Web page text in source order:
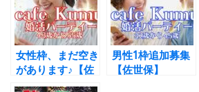
女性枠、まだ空き
があります♪【佐
世保】
男性1枠追加募集
【佐世保】